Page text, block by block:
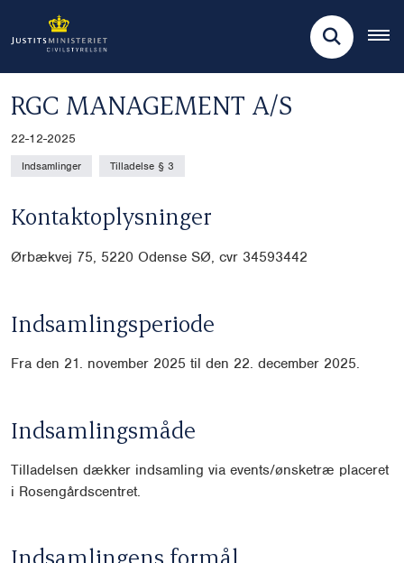
RGC MANAGEMENT A/S
22-12-2025
Indsamlinger Tilladelse § 3
Kontaktoplysninger
Ørbækvej 75, 5220 Odense SØ, cvr 34593442
Indsamlingsperiode
Fra den 21. november 2025 til den 22. december 2025.
Indsamlingsmåde
Tilladelsen dækker indsamling via events/ønsketræ placeret
i Rosengårdscentret.
Indsamlingens formål